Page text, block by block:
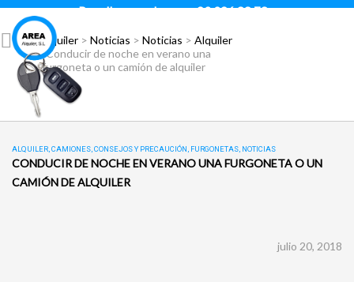
Para llamar pulsar: 93 296 88 78
Área Alquiler >Noticias >Noticias >Alquiler
>Conducir de noche en verano una
furgoneta o un camión de alquiler
ALQUILER CAMIONES CONSEJOS Y PRECAUCIÓN FURGONETAS NOTICIAS
CONDUCIR DE NOCHE EN VERANO UNA FURGONETA O UN
CAMIÓN DE ALQUILER
julio 20, 2018